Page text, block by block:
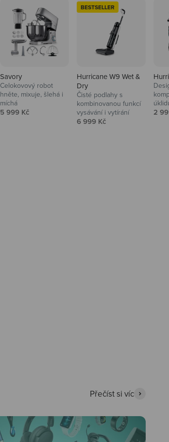
Savory
Celokovový robot
hněte, mixuje, šlehá i
míchá
Prodejní cena
5 999 Kč
BESTSELLER
Hurricane W9 Wet &
Dry
Čisté podlahy s
kombinovanou funkcí
vysávání i vytírání
Prodejní cena
6 999 Kč
2
Přečíst si víc